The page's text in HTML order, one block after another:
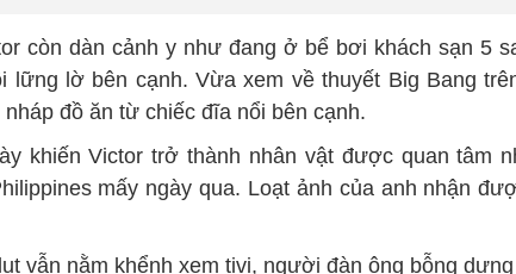
còn dàn cảnh y như đang ở bể bơi khách sạn 5
lững lờ bên cạnh. Vừa xem về thuyết Big Bang
đồ ăn từ chiếc đĩa nổi bên cạnh.
khiến Victor trở thành nhân vật được quan tâm
mấy ngày qua. Loạt ảnh của anh nhận